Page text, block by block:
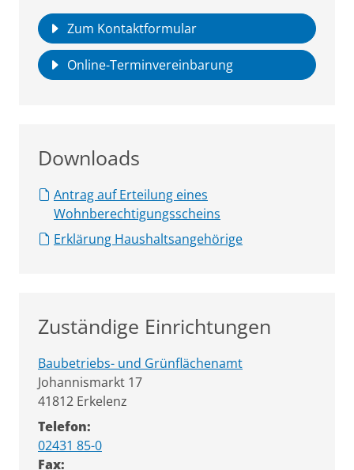
Zum Kontaktformular
Online-Terminvereinbarung
Downloads
Antrag auf Erteilung eines
Wohnberechtigungsscheins
Erklärung Haushaltsangehörige
Zuständige Einrichtungen
Baubetriebs- und Grünflächenamt
Straße:
Johannismarkt Hausnummer:
17
PLZ:
41812 Ort:
Erkelenz
Telefon:
02431 85-0
Fax: